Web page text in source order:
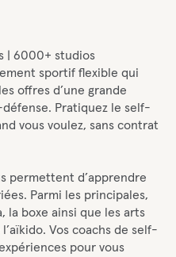
| 6000+ studios
sportif flexible qui
offres d’une grande
Pratiquez le self-
vous voulez, sans contrat
permettent d’apprendre
Parmi les principales,
la boxe ainsi que les arts
Vos coachs de self-
pour vous